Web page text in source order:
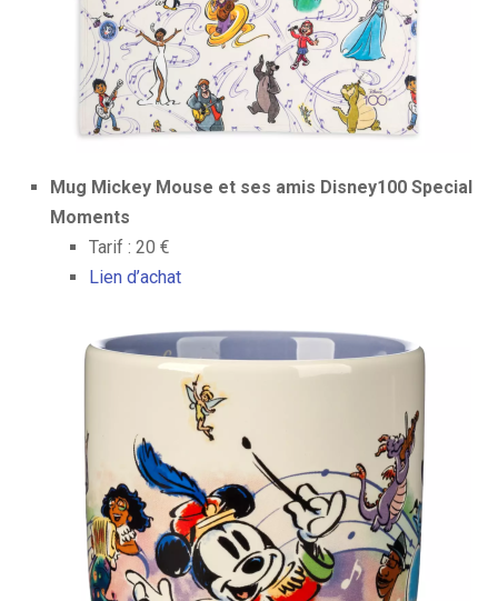
Mug Mickey Mouse et ses amis Disney100 Special
Moments
Tarif : 20 €
Lien d’achat